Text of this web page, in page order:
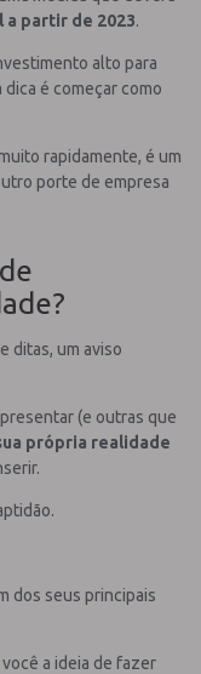
a partir de 2023.
alto para
é começar como
rapidamente, é um
porte de empresa
ditas, um aviso
(e outras que
própria realidade
dos seus principais
a ideia de fazer